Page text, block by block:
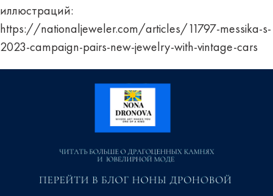
иллюстраций:
https://nationaljeweler.com/articles/11797-messika-s-
2023-campaign-pairs-new-jewelry-with-vintage-cars